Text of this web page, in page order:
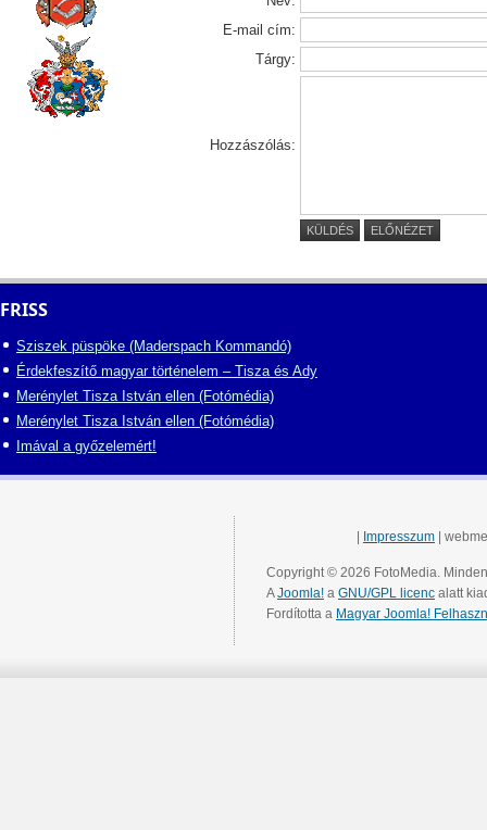
E-mail cím:
Tárgy:
Hozzászólás:
KÜLDÉS ELŐNÉZET
FRISS
Sziszek püspöke (Maderspach Kommandó)
Érdekfeszítő magyar történelem – Tisza és Ady
Merénylet Tisza István ellen (Fotómédia)
Merénylet Tisza István ellen (Fotómédia)
Imával a győzelemért!
Impresszum |
Copyright © 2026 FotoMedia.
AJoomla! a GNU/GPL licenc alatt
Fordította a Magyar Joomla!